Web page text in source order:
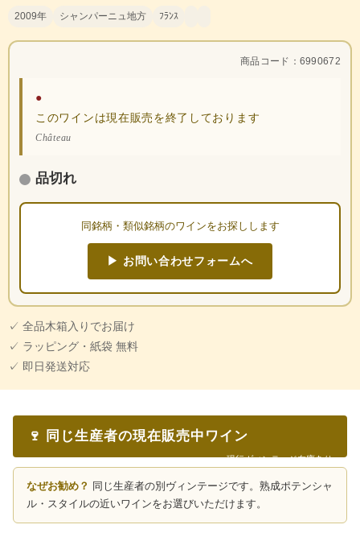
2009年 シャンパーニュ地方 ﾌﾗﾝｽ
商品コード：6990672
●
このワインは現在販売を終了しております
Château
品切れ
同銘柄・類似銘柄のワインをお探しします
▶ お問い合わせフォームへ
✓ 全品木箱入りでお届け
✓ ラッピング・紙袋 無料
✓ 即日発送対応
🍷 同じ生産者の現在販売中ワイン
現行ヴィンテージ在庫あり
なぜお勧め？ 同じ生産者の別ヴィンテージです。熟成ポテンシャ
ル・スタイルの近いワインをお選びいただけます。